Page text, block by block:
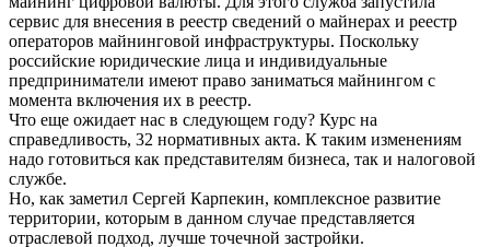
сервис для внесения в реестр сведений о майнерах и реестр
операторов майнинговой инфраструктуры. Поскольку
российские юридические лица и индивидуальные
предприниматели имеют право заниматься майнингом с
момента включения их в реестр.
Что еще ожидает нас в следующем году? Курс на
справедливость, 32 нормативных акта. К таким изменениям
надо готовиться как представителям бизнеса, так и налоговой
службе.
Но, как заметил Сергей Карпекин, комплексное развитие
территории, которым в данном случае представляется
отраслевой подход, лучше точечной застройки.